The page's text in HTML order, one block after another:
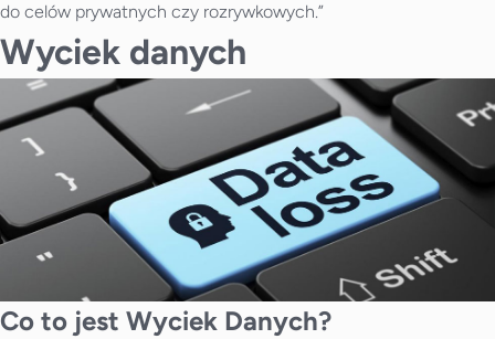
do celów prywatnych czy rozrywkowych.”
Wyciek danych
Co to jest Wyciek Danych?